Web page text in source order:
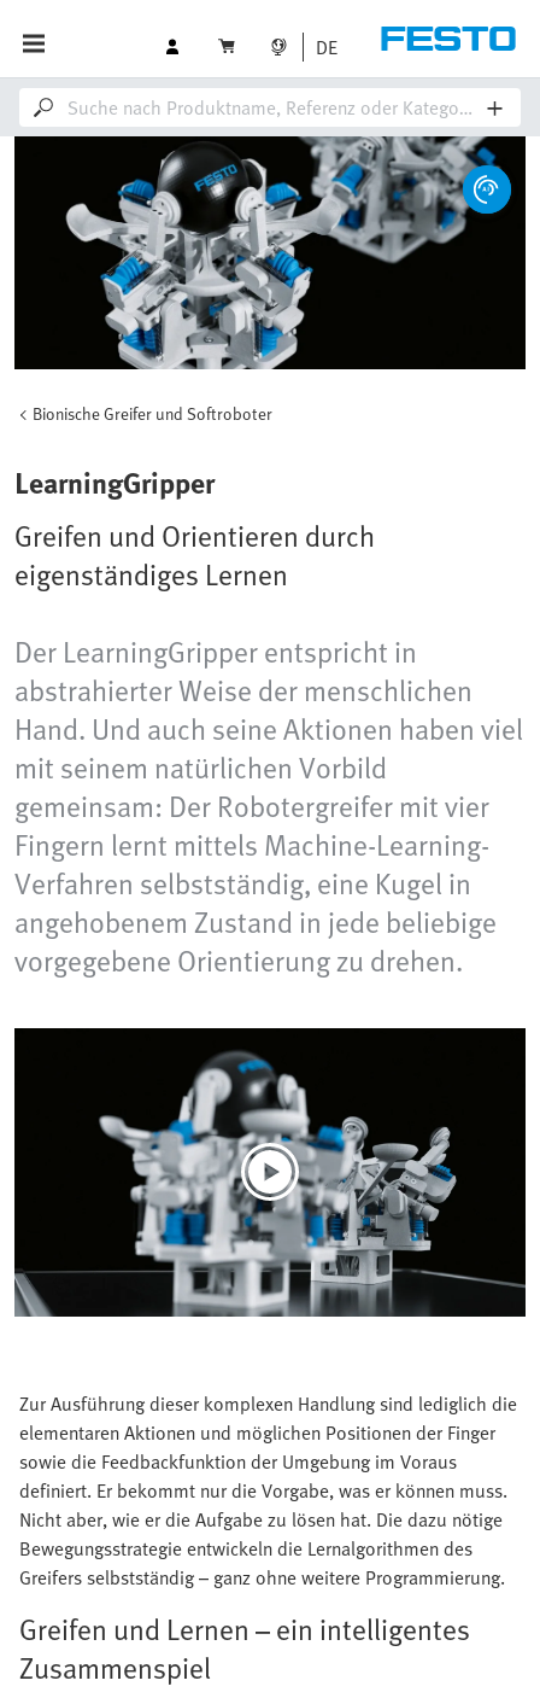
DE
Bionische Greifer und Softroboter
LearningGripper
Greifen und Orientieren durch
eigenständiges Lernen
Der LearningGripper entspricht in
abstrahierter Weise der menschlichen
Hand. Und auch seine Aktionen haben viel
mit seinem natürlichen Vorbild
gemeinsam: Der Robotergreifer mit vier
Fingern lernt mittels Machine-Learning-
Verfahren selbstständig, eine Kugel in
angehobenem Zustand in jede beliebige
vorgegebene Orientierung zu drehen.
Zur Ausführung dieser komplexen Handlung sind lediglich die
elementaren Aktionen und möglichen Positionen der Finger
sowie die Feedbackfunktion der Umgebung im Voraus
definiert. Er bekommt nur die Vorgabe, was er können muss.
Nicht aber, wie er die Aufgabe zu lösen hat. Die dazu nötige
Bewegungsstrategie entwickeln die Lernalgorithmen des
Greifers selbstständig – ganz ohne weitere Programmierung.
Greifen und Lernen – ein intelligentes
Zusammenspiel